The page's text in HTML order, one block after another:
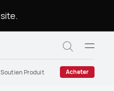
.Veuillez choisir une langue pour afficher le contenu spécifique de votre site
Ouvrir
le
menu
Soutien Produit Acheter